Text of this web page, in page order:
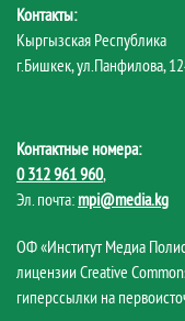
Контакты:
Кыргызская Республика
г.Бишкек, ул.Панфилова,
Контактные номера:
0 312 961 960,
Эл. почта: mpi@media.kg
ОФ «Институт Медиа
лицензии Creative
гиперссылки на